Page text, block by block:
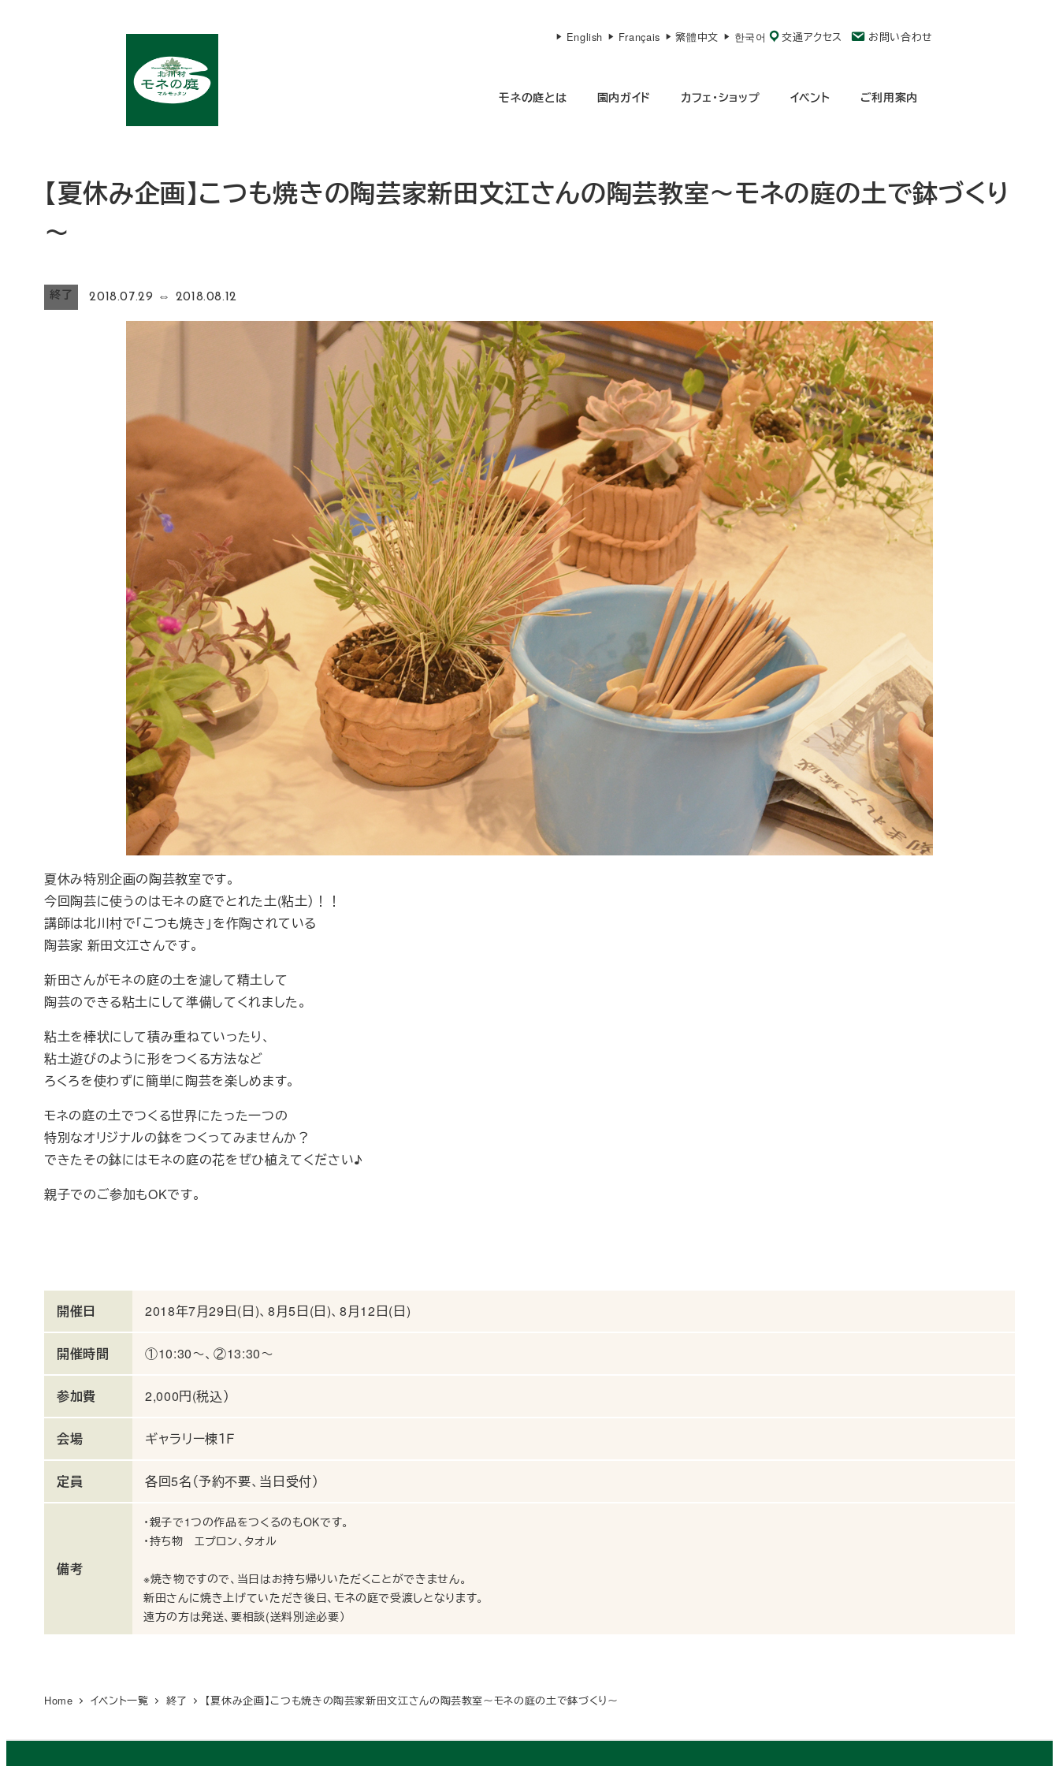
English Français 繁體中文 한국어 交通アクセス お問い合わせ
モネの庭とは 園内ガイド カフェ・ショップ イベント ご利用案内
【夏休み企画】こつも焼きの陶芸家新田文江さんの陶芸教室～モネの庭の土で鉢づくり
～
終了 2018.07.29 ⇔ 2018.08.12
夏休み特別企画の陶芸教室です。
今回陶芸に使うのはモネの庭でとれた土(粘土）！！
講師は北川村で「こつも焼き」を作陶されている
陶芸家 新田文江さんです。
新田さんがモネの庭の土を濾して精土して
陶芸のできる粘土にして準備してくれました。
粘土を棒状にして積み重ねていったり、
粘土遊びのように形をつくる方法など
ろくろを使わずに簡単に陶芸を楽しめます。
モネの庭の土でつくる世界にたった一つの
特別なオリジナルの鉢をつくってみませんか？
できたその鉢にはモネの庭の花をぜひ植えてください♪
親子でのご参加もOKです。
開催日 2018年7月29日(日)、8月5日(日)、8月12日(日)
開催時間 ①10:30～、②13:30～
参加費 2,000円(税込）
会場 ギャラリー棟１Ｆ
定員 各回5名（予約不要、当日受付）
備考
・親子で1つの作品をつくるのもOKです。
・持ち物 エプロン、タオル
※焼き物ですので、当日はお持ち帰りいただくことができません。
新田さんに焼き上げていただき後日、モネの庭で受渡しとなります。
遠方の方は発送、要相談(送料別途必要）
Home イベント一覧 終了 【夏休み企画】こつも焼きの陶芸家新田文江さんの陶芸教室～モネの庭の土で鉢づくり～